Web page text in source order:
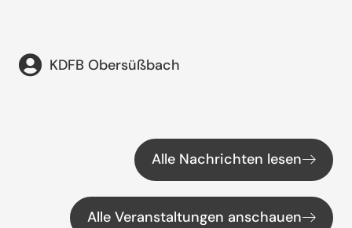
KDFB Obersüßbach
Alle Nachrichten lesen
Alle Veranstaltungen anschauen